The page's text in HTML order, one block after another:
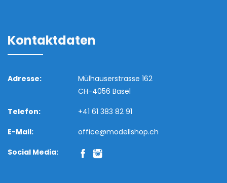
Kontaktdaten
Adresse:
Mülhauserstrasse 162
CH-4056 Basel
Telefon:
+41 61 383 82 91
E-Mail:
office@modellshop.ch
Social Media: